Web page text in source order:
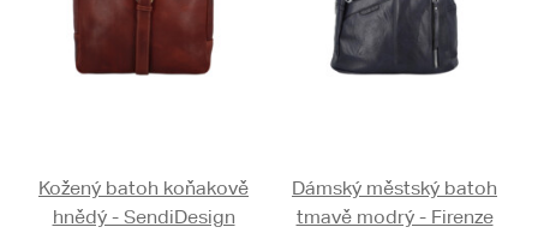
Kožený batoh koňakově
hnědý - SendiDesign
Dámský městský batoh
tmavě modrý - Firenze